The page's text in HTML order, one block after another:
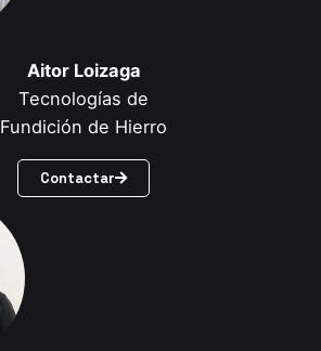
Aitor Loizaga
Tecnologías de
Fundición de Hierro
Contactar